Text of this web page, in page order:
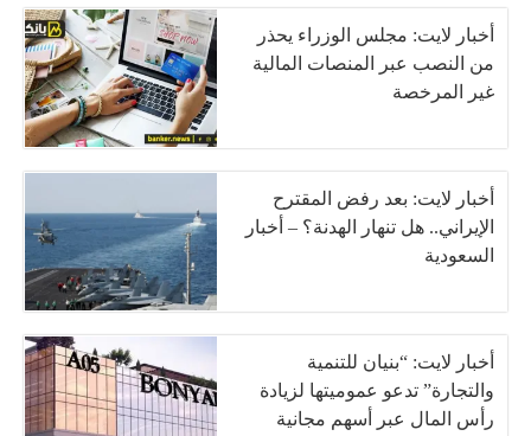
أخبار لايت: مجلس الوزراء يحذر
من النصب عبر المنصات المالية
غير المرخصة
أخبار لايت: بعد رفض المقترح
الإيراني.. هل تنهار الهدنة؟ – أخبار
السعودية
أخبار لايت: “بنيان للتنمية
والتجارة” تدعو عموميتها لزيادة
رأس المال عبر أسهم مجانية